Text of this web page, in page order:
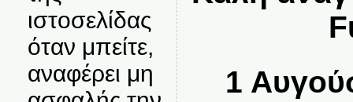
ιστοσελίδας
όταν μπείτε,
αναφέρει μη
1